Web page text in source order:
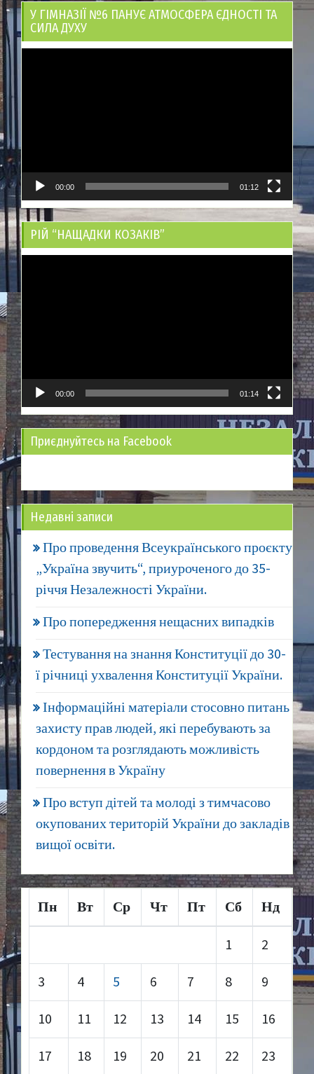
У ГІМНАЗІЇ №6 ПАНУЄ АТМОСФЕРА ЄДНОСТІ ТА
СИЛА ДУХУ
00:00 01:12
РІЙ “НАЩАДКИ КОЗАКІВ”
00:00 01:14
Приєднуйтесь на Facebook
Недавні записи
Про проведення Всеукраїнського проєкту
„Україна звучить“, приуроченого до 35-
річчя Незалежності України.
Про попередження нещасних випадків
Тестування на знання Конституції до 30-
ї річниці ухвалення Конституції України.
Інформаційні матеріали стосовно питань
захисту прав людей, які перебувають за
кордоном та розглядають можливість
повернення в Україну
Про вступ дітей та молоді з тимчасово
окупованих територій України до закладів
вищої освіти.
Пн Вт Ср Чт Пт Сб Нд
1 2
3 4 5 6 7 8 9
10 11 12 13 14 15 16
17 18 19 20 21 22 23